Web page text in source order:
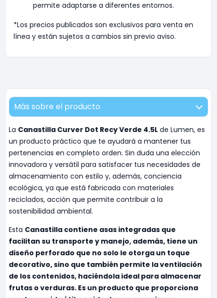
permite adaptarse a diferentes entornos.
*Los precios publicados son exclusivos para venta en
línea y están sujetos a cambios sin previo aviso.
Más sobre el producto
La Canastilla Curver Dot Recy Verde 4.5L de Lumen, es
un producto práctico que te ayudará a mantener tus
pertenencias en completo orden. Sin duda una elección
innovadora y versátil para satisfacer tus necesidades de
almacenamiento con estilo y, además, conciencia
ecológica, ya que está fabricada con materiales
reciclados, acción que permite contribuir a la
sostenibilidad ambiental.
Esta Canastilla contiene asas integradas que
facilitan su transporte y manejo, además, tiene un
diseño perforado que no solo le otorga un toque
decorativo, sino que también permite la ventilación
de los contenidos, haciéndola ideal para almacenar
frutas o verduras. Es un producto que proporciona